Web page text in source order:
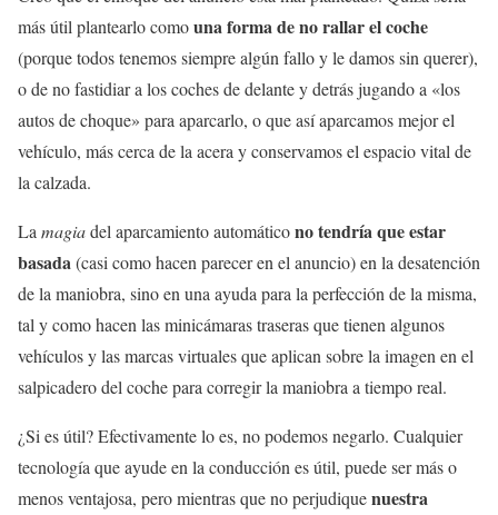
más útil plantearlo comouna forma de no rallar el coche
(porque todos tenemos siempre algún fallo y le damos sin querer),
o de no fastidiar a los coches de delante y detrás jugando a «los
autos de choque» para aparcarlo, o que así aparcamos mejor el
vehículo, más cerca de la acera y conservamos el espacio vital de
la calzada.
La magiadel aparcamiento automáticono tendría que estar
basada(casi como hacen parecer en el anuncio) en la desatención
de la maniobra, sino en una ayuda para la perfección de la misma,
tal y como hacen las minicámaras traseras que tienen algunos
vehículos y las marcas virtuales que aplican sobre la imagen en el
salpicadero del coche para corregir la maniobra a tiempo real.
¿Si es útil? Efectivamente lo es, no podemos negarlo. Cualquier
tecnología que ayude en la conducción es útil, puede ser más o
menos ventajosa, pero mientras que no perjudiquenuestra